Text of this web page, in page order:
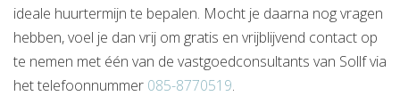
ideale huurtermijn te bepalen. Mocht je daarna nog vragen
hebben, voel je dan vrij om gratis en vrijblijvend contact op
te nemen met één van de vastgoedconsultants van Sollf via
het telefoonnummer 085-8770519.